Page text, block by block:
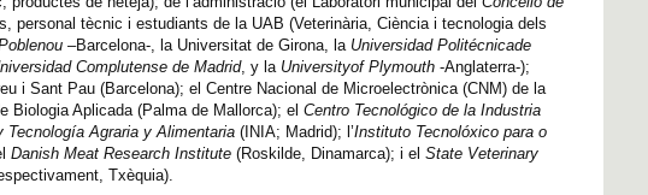
personal tècnic i estudiants de la UAB (Veterinària, Ciència i tecnologia dels
–Barcelona-, la Universitat de Girona, la Universidad Politécnicade
Complutense de Madrid, y la Universityof Plymouth -Anglaterra-);
i Sant Pau (Barcelona); el Centre Nacional de Microelectrònica (CNM) de la
Biologia Aplicada (Palma de Mallorca); el Centro Tecnológico de la Industria
Agraria y Alimentaria (INIA; Madrid); l’Instituto Tecnolóxico para o
Danish Meat Research Institute (Roskilde, Dinamarca); i el State Veterinary
Txèquia).